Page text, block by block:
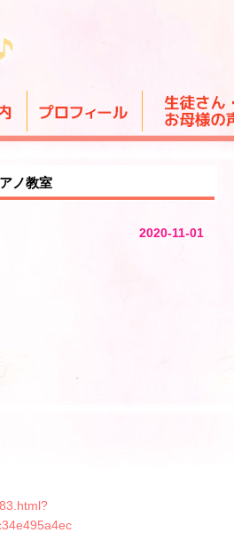
ノ教室
2020-11-01